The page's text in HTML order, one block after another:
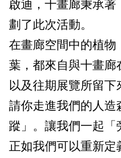
啟迪，十畫廊秉承
劃了此次活動。
在畫廊空間中的植
葉，都來自與十畫
以及往期展覽所留
請你走進我們的人
蹤」。讓我們一起「
正如我們可以重新